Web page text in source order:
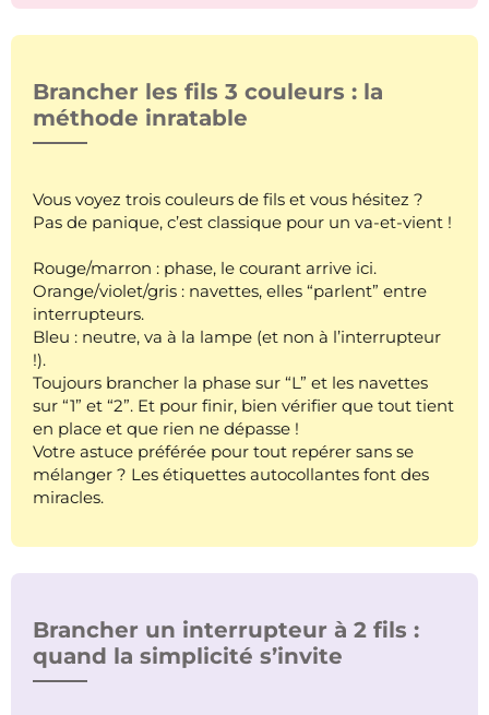
Brancher les fils 3 couleurs : la
méthode inratable
Vous voyez trois couleurs de fils et vous hésitez ?
Pas de panique, c’est classique pour un va-et-vient !
Rouge/marron : phase, le courant arrive ici.
Orange/violet/gris : navettes, elles “parlent” entre
interrupteurs.
Bleu : neutre, va à la lampe (et non à l’interrupteur
!).
Toujours brancher la phase sur “L” et les navettes
sur “1” et “2”. Et pour finir, bien vérifier que tout tient
en place et que rien ne dépasse !
Votre astuce préférée pour tout repérer sans se
mélanger ? Les étiquettes autocollantes font des
miracles.
Brancher un interrupteur à 2 fils :
quand la simplicité s’invite